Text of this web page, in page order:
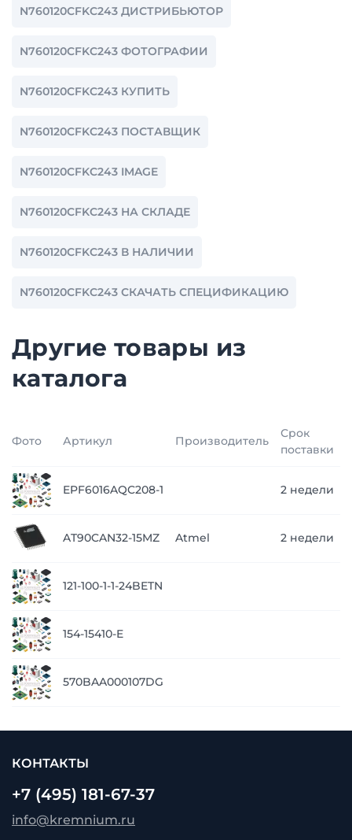
N760120CFKC243 ДИСТРИБЬЮТОР
N760120CFKC243 ФОТОГРАФИИ
N760120CFKC243 КУПИТЬ
N760120CFKC243 ПОСТАВЩИК
N760120CFKC243 IMAGE
N760120CFKC243 НА СКЛАДЕ
N760120CFKC243 В НАЛИЧИИ
N760120CFKC243 СКАЧАТЬ СПЕЦИФИКАЦИЮ
Другие товары из
каталога
Фото Артикул Производитель
Срок
поставки
EPF6016AQC208-1 2 недели
AT90CAN32-15MZ Atmel 2 недели
121-100-1-1-24BETN
154-15410-E
570BAA000107DG
КОНТАКТЫ
+7 (495) 181-67-37
info@kremnium.ru